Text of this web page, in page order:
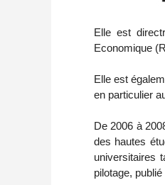
Elle est
Economique
Elle est
en particulier
De 2006 à
des hautes
universitaires
pilotage,